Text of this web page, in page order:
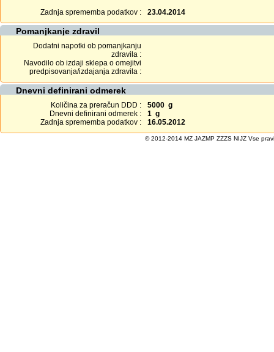
Zadnja sprememba podatkov :
23.04.2014
Pomanjkanje zdravil
Dodatni napotki ob pomanjkanju
zdravila :
Navodilo ob izdaji sklepa o omejitvi
predpisovanja/izdajanja zdravila :
Dnevni definirani odmerek
Količina za preračun DDD :
5000 g
Dnevni definirani odmerek :
1 g
Zadnja sprememba podatkov :
16.05.2012
© 2012-2014 MZ JAZMP ZZZS NIJZ Vse